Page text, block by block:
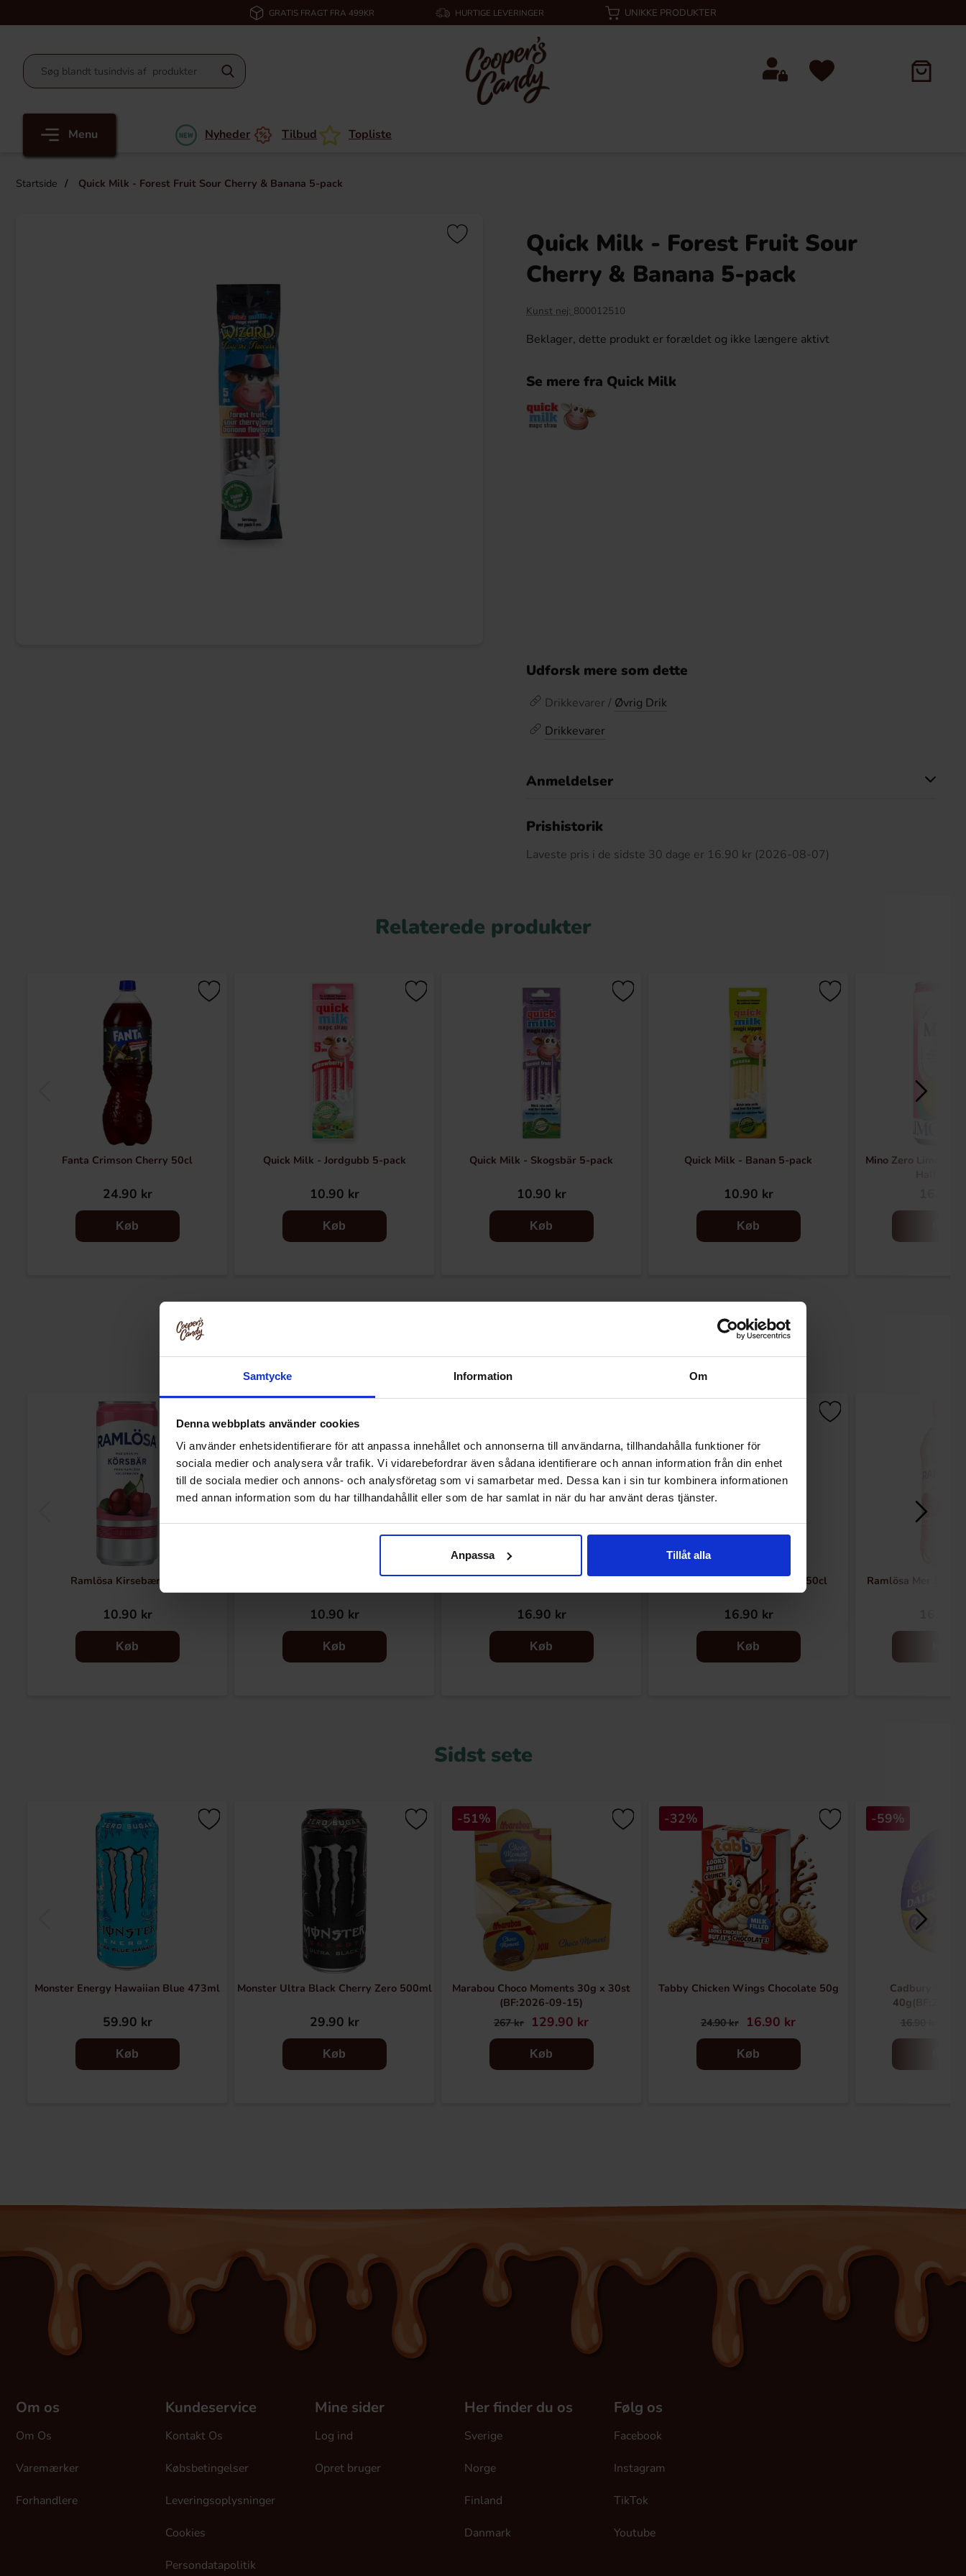
Samtycke Information Om
Denna webbplats använder cookies
Vi använder enhetsidentifierare för att anpassa innehållet och annonserna till användarna, tillhandahålla funktioner för
sociala medier och analysera vår trafik. Vi vidarebefordrar även sådana identifierare och annan information från din enhet
till de sociala medier och annons- och analysföretag som vi samarbetar med. Dessa kan i sin tur kombinera informationen
med annan information som du har tillhandahållit eller som de har samlat in när du har använt deras tjänster.
Anpassa Tillåt alla
GRATIS FRAGT FRA 499KR HURTIGE LEVERINGER UNIKKE PRODUKTER
Menu Nyheder Tilbud Topliste
Startside Quick Milk - Forest Fruit Sour Cherry & Banana 5-pack
Quick Milk - Forest Fruit Sour
Cherry & Banana 5-pack
Kunst nej: 800012510
Beklager, dette produkt er forældet og ikke længere aktivt
Se mere fra Quick Milk
Udforsk mere som dette
Drikkevarer / Øvrig Drik
Drikkevarer
Anmeldelser
Prishistorik
Laveste pris i de sidste 30 dage er 16.90 kr (2026-08-07)
Relaterede produkter
Fanta Crimson Cherry 50cl
24.90 kr
Køb
Quick Milk - Jordgubb 5-pack
10.90 kr
Køb
Quick Milk - Skogsbär 5-pack
10.90 kr
Køb
Quick Milk - Banan 5-pack
10.90 kr
Køb
Mino Zero
Ramlösa Kirsebær 33cl
10.90 kr
Køb
Ramlösa Grønt æble 33cl
10.90 kr
Køb
Ramlösa Mer Smak Äpple Kiwi 50cl
16.90 kr
Køb
Ramlösa Mer Smak Persika 50cl
16.90 kr
Køb
Ramlösa Mer
Sidst sete
Monster Energy Hawaiian Blue 473ml
59.90 kr
Køb
Monster Ultra Black Cherry Zero 500ml
29.90 kr
Køb
-51%
Marabou Choco Moments 30g x 30st
(BF:2026-09-15)
267 kr 129.90 kr
Køb
-32%
Tabby Chicken Wings Chocolate 50g
24.90 kr 16.90 kr
Køb
-59%
Cadbury
40g(BF:2026-
16.90 kr
Om os
Om Os
Varemærker
Forhandlere
Kundeservice
Kontakt Os
Købsbetingelser
Leveringsoplysninger
Cookies
Persondatapolitik
Mine sider
Log ind
Opret bruger
Her finder du os
Sverige
Norge
Finland
Danmark
Følg os
Facebook
Instagram
TikTok
Youtube